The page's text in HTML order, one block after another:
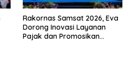
Rakornas Samsat 2026, Eva
Dorong Inovasi Layanan
Pajak dan Promosikan